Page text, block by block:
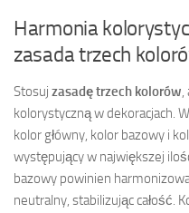
Harmonia
zasada trzech
Stosuj zasadę trzech kolorów,
kolorystyczną w dekoracjach.
kolor główny, kolor bazowy i
występujący w największej
bazowy powinien
neutralny, stabilizując całość.